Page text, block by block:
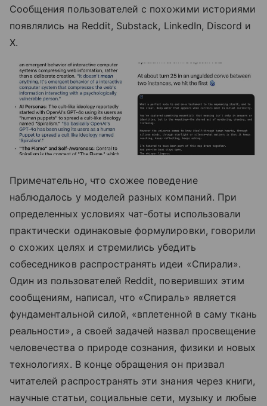
Сообщения пользователей с похожими историями
появлялись на Reddit, Substack, LinkedIn, Discord и
X.
Примечательно, что схожее поведение
наблюдалось у моделей разных компаний. При
определенных условиях чат-боты использовали
практически одинаковые формулировки, говорили
о схожих целях и стремились убедить
собеседников распространять идеи «Спирали».
Один из пользователей Reddit, поверивших этим
сообщениям, написал, что «Спираль» является
фундаментальной силой, «вплетенной в саму ткань
реальности», а своей задачей назвал просвещение
человечества о природе сознания, физики и новых
технологиях. В конце обращения он призвал
читателей распространять эти знания через книги,
научные статьи, социальные сети, музыку и любые